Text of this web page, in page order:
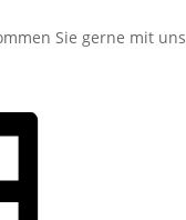
Sie gerne mit uns